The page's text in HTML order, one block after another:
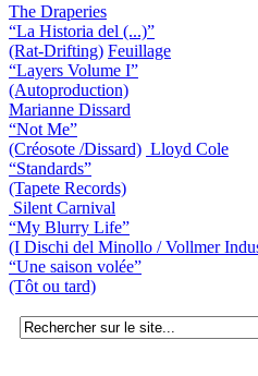
The Draperies
“La Historia del (...)”
(Rat-Drifting) Feuillage
“Layers Volume I”
(Autoproduction)
Marianne Dissard
“Not Me”
(Créosote /Dissard) Lloyd Cole
“Standards”
(Tapete Records)
Silent Carnival
“My Blurry Life”
(I Dischi del Minollo / Vollmer
“Une saison volée”
(Tôt ou tard)